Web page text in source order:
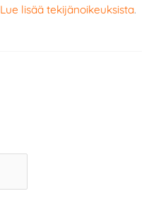
Lue lisää tekijänoikeuksista.